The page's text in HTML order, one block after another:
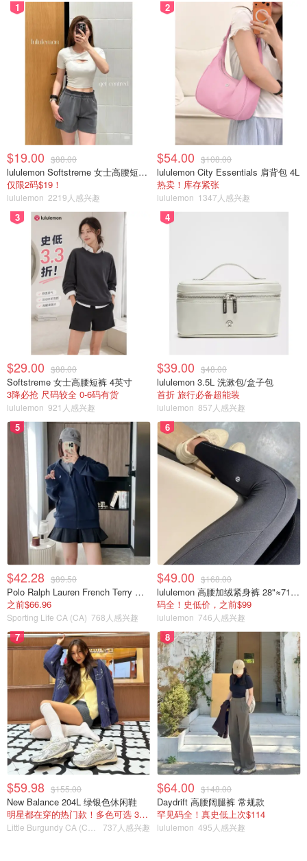
1
$19.00 $88.00
lululemon Softstreme 女士高腰短裤 10cm
仅限2码$19！
lululemon 2219人感兴趣
2
$54.00 $108.00
lululemon City Essentials 肩背包 4L
热卖！库存紧张
lululemon 1347人感兴趣
3
$29.00 $88.00
Softstreme 女士高腰短裤 4英寸
3降必抢 尺码较全 0-6码有货
lululemon 921人感兴趣
4
$39.00 $48.00
lululemon 3.5L 洗漱包/盒子包
首折 旅行必备超能装
lululemon 857人感兴趣
5
$42.28 $89.50
Polo Ralph Lauren French Terry 女童连帽卫衣 7-16码
之前$66.96
Sporting Life CA (CA) 768人感兴趣
6
$49.00 $168.00
lululemon 高腰加绒紧身裤 28"≈71cm 5个口袋
码全！史低价，之前$99
lululemon 746人感兴趣
7
$59.98 $155.00
New Balance 204L 绿银色休闲鞋
明星都在穿的热门款！多色可选 3.8折
737人感兴趣
8
$64.00 $148.00
Daydrift 高腰阔腿裤 常规款
罕见码全！真史低上次$114
lululemon 495人感兴趣